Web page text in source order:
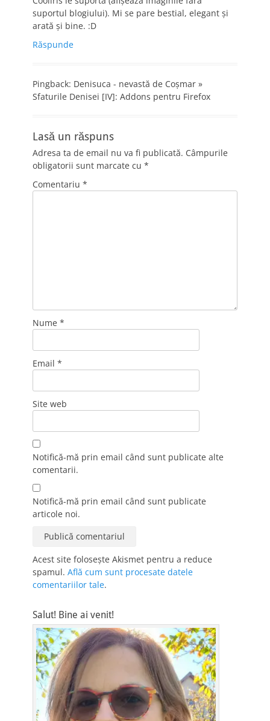
suportul blogiului). Mi se pare bestial, elegant şi
arată şi bine. :D
Răspunde
Pingback: Denisuca - nevastă de Coşmar »
Sfaturile Denisei [IV]: Addons pentru Firefox
Lasă un răspuns
Adresa ta de email nu va fi publicată. Câmpurile
obligatorii sunt marcate cu *
Comentariu *
Nume *
Email *
Site web
Notifică-mă prin email când sunt publicate alte
comentarii.
Notifică-mă prin email când sunt publicate
articole noi.
Acest site folosește Akismet pentru a reduce
spamul. Află cum sunt procesate datele
comentariilor tale.
Salut! Bine ai venit!